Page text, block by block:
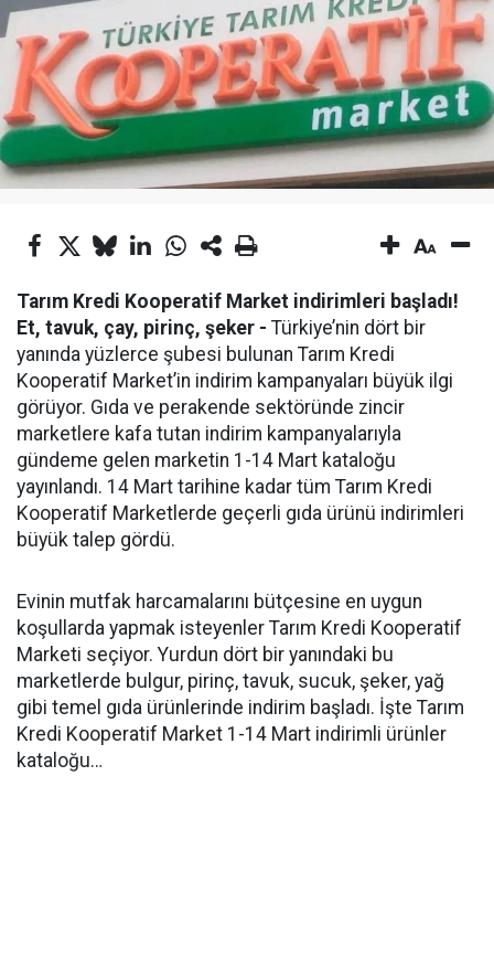
Tarım Kredi Kooperatif Market indirimleri başladı!
Et, tavuk, çay, pirinç, şeker - Türkiye’nin dört bir
yanında yüzlerce şubesi bulunan Tarım Kredi
Kooperatif Market’in indirim kampanyaları büyük ilgi
görüyor. Gıda ve perakende sektöründe zincir
marketlere kafa tutan indirim kampanyalarıyla
gündeme gelen marketin 1-14 Mart kataloğu
yayınlandı. 14 Mart tarihine kadar tüm Tarım Kredi
Kooperatif Marketlerde geçerli gıda ürünü indirimleri
büyük talep gördü.
Evinin mutfak harcamalarını bütçesine en uygun
koşullarda yapmak isteyenler Tarım Kredi Kooperatif
Marketi seçiyor. Yurdun dört bir yanındaki bu
marketlerde bulgur, pirinç, tavuk, sucuk, şeker, yağ
gibi temel gıda ürünlerinde indirim başladı. İşte Tarım
Kredi Kooperatif Market 1-14 Mart indirimli ürünler
kataloğu…